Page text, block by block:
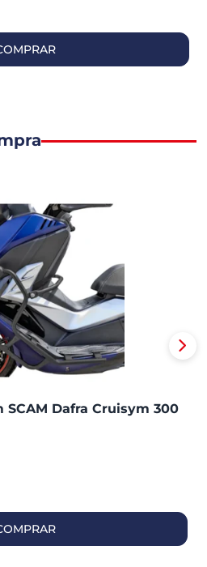
Dafra Cruisym 300